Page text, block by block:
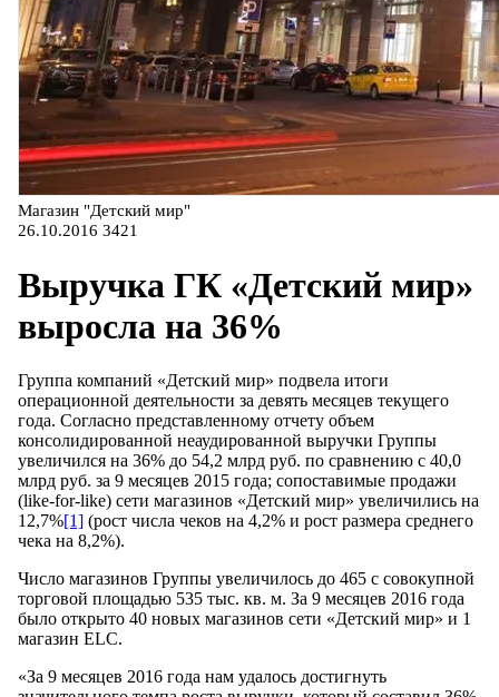
Магазин "Детский мир"
26.10.2016 3421
Выручка ГК «Детский мир»
выросла на 36%
Группа компаний «Детский мир» подвела итоги
операционной деятельности за девять месяцев текущего
года. Согласно представленному отчету объем
консолидированной неаудированной выручки Группы
увеличился на 36% до 54,2 млрд руб. по сравнению с 40,0
млрд руб. за 9 месяцев 2015 года; сопоставимые продажи
(like-for-like) сети магазинов «Детский мир» увеличились на
12,7%[1] (рост числа чеков на 4,2% и рост размера среднего
чека на 8,2%).
Число магазинов Группы увеличилось до 465 с совокупной
торговой площадью 535 тыс. кв. м. За 9 месяцев 2016 года
было открыто 40 новых магазинов сети «Детский мир» и 1
магазин ELC.
«За 9 месяцев 2016 года нам удалось достигнуть